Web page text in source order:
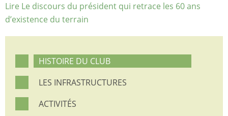
Lire Le discours du président qui retrace les 60 ans
d’existence du terrain
HISTOIRE DU CLUB
LES INFRASTRUCTURES
ACTIVITÉS